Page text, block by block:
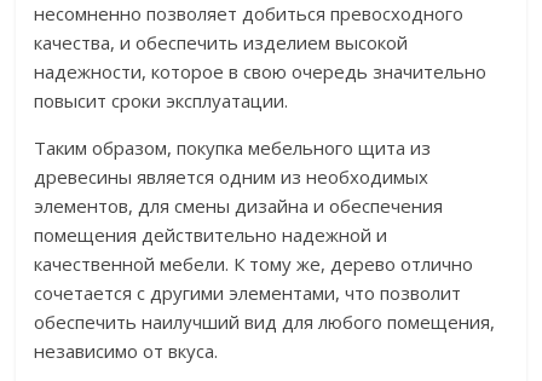
несомненно позволяет добиться превосходного
качества, и обеспечить изделием высокой
надежности, которое в свою очередь значительно
повысит сроки эксплуатации.
Таким образом, покупка мебельного щита из
древесины является одним из необходимых
элементов, для смены дизайна и обеспечения
помещения действительно надежной и
качественной мебели. К тому же, дерево отлично
сочетается с другими элементами, что позволит
обеспечить наилучший вид для любого помещения,
независимо от вкуса.